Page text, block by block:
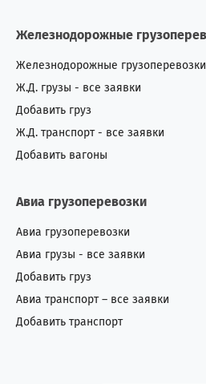
Железнодорожные
Железнодорожные грузоперевозки
Ж.Д. грузы - все заявки
Добавить груз
Ж.Д. транспорт - все заявки
Добавить вагоны
Авиа грузоперевозки
Авиа грузоперевозки
Авиа грузы - все заявки
Добавить груз
Авиа транспорт – все заявки
Добавить транспорт